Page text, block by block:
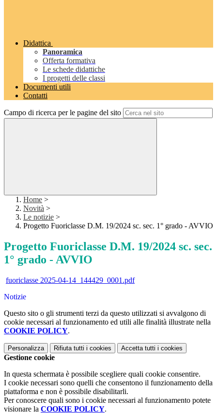
Didattica
Panoramica
Offerta formativa
Le schede didattiche
I progetti delle classi
Documenti utili
Contatti
Campo di ricerca per le pagine del sito
Home >
Novità >
Le notizie >
Progetto Fuoriclasse D.M. 19/2024 sc. sec. 1° grado - AVVIO
Progetto Fuoriclasse D.M. 19/2024 sc. sec.
1° grado - AVVIO
fuoriclasse 2025-04-14_144429_0001.pdf
Notizie
Questo sito o gli strumenti terzi da questo utilizzati si avvalgono di
cookie necessari al funzionamento ed utili alle finalità illustrate nella
COOKIE POLICY.
Personalizza Rifiuta tutti i cookies Accetta tutti i cookies
Gestione cookie
In questa schermata è possibile scegliere quali cookie consentire.
I cookie necessari sono quelli che consentono il funzionamento della
piattaforma e non è possibile disabilitarli.
Per conoscere quali sono i cookie necessari al funzionamento potete
visionare la COOKIE POLICY.